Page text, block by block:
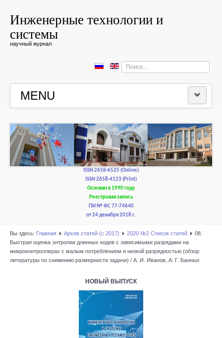
Инженерные технологии и
системы
научный журнал
Искать...
MENU
РЕДКОЛЛЕГИЯ
РЕДАКЦИОННАЯ ПОЛИТИКА И ЭТИКА
ISSN 2658-6525 (Online)
ISSN 2658-4123 (Print)
Основан в 1990 году
Реестровая запись
ПИ № ФС 77-74640
от 24 декабря 2018 г.
Вы здесь: Главная Архив статей (с 2017) 2020 №2 Список статей
08.
Быстрая оценка энтропии длинных кодов с зависимыми разрядами на
микроконтроллерах с малым потреблением и низкой разрядностью (обзор
литературы по снижению размерности задачи) / А. И. Иванов, А. Г. Банных
НОВЫЙ ВЫПУСК